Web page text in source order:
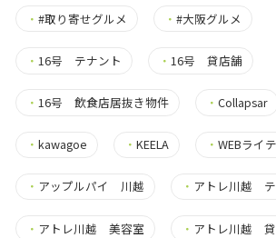
・ #取り寄せグルメ ・#大阪グルメ
・ 16号 テナント ・16号 貸店舗
・ 16号 飲食店居抜き物件 ・Collapsar
・ kawagoe ・KEELA ・WEBライ
・ アップルパイ 川越 ・ アトレ川越
・ アトレ川越 美容室 ・ アトレ川越